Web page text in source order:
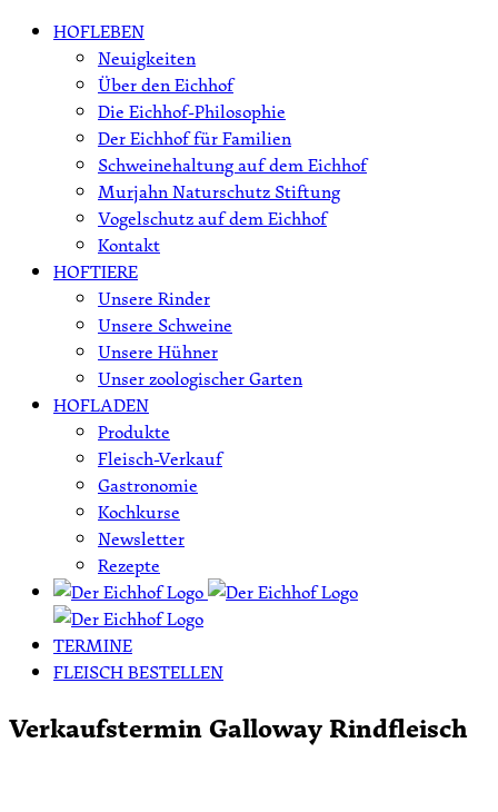
Skip HOFLEBEN
Neuigkeiten
Über den Eichhof
Die Eichhof-Philosophie
Der Eichhof für Familien
Schweinehaltung auf dem Eichhof
Murjahn Naturschutz Stiftung
Vogelschutz auf dem Eichhof
Kontakt
HOFTIERE
Unsere Rinder
Unsere Schweine
Unsere Hühner
Unser zoologischer Garten
HOFLADEN
Produkte
Fleisch-Verkauf
Gastronomie
Kochkurse
Newsletter
Rezepte
TERMINE
FLEISCH BESTELLEN
Verkaufstermin Galloway Rindfleisch